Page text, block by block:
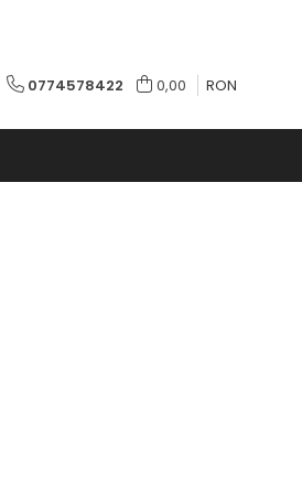
0774578422 0,00 RON